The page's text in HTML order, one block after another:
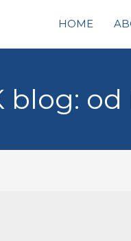
HOME
blog: